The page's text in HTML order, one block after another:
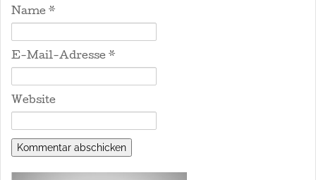
Name *
E-Mail-Adresse *
Website